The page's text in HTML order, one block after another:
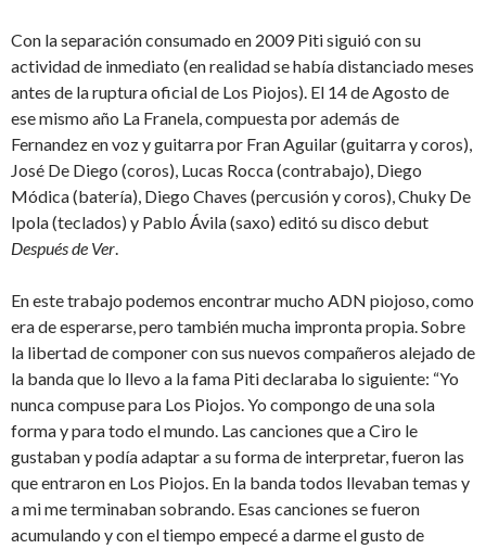
Con la separación consumado en 2009 Piti siguió con su
actividad de inmediato (en realidad se había distanciado meses
antes de la ruptura oficial de Los Piojos). El 14 de Agosto de
ese mismo año La Franela, compuesta por además de
Fernandez en voz y guitarra por Fran Aguilar (guitarra y coros),
José De Diego (coros), Lucas Rocca (contrabajo), Diego
Módica (batería), Diego Chaves (percusión y coros), Chuky De
Ipola (teclados) y Pablo Ávila (saxo) editó su disco debut
Después de Ver.
En este trabajo podemos encontrar mucho ADN piojoso, como
era de esperarse, pero también mucha impronta propia. Sobre
la libertad de componer con sus nuevos compañeros alejado de
la banda que lo llevo a la fama Piti declaraba lo siguiente: “Yo
nunca compuse para Los Piojos. Yo compongo de una sola
forma y para todo el mundo. Las canciones que a Ciro le
gustaban y podía adaptar a su forma de interpretar, fueron las
que entraron en Los Piojos. En la banda todos llevaban temas y
a mi me terminaban sobrando. Esas canciones se fueron
acumulando y con el tiempo empecé a darme el gusto de